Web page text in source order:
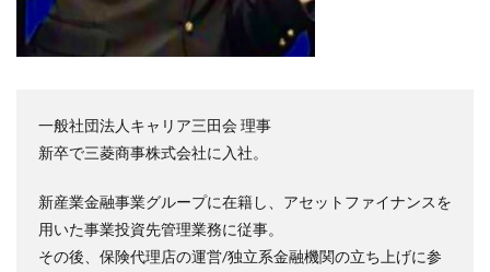
一般社団法人キャリア三田会 理事
新卒で三菱商事株式会社に入社。
新産業金融事業グループに在籍し、アセットファイナンスを
用いた事業投資先管理業務に従事。
その後、保険代理店の運営/独立系金融機関の立ち上げに参